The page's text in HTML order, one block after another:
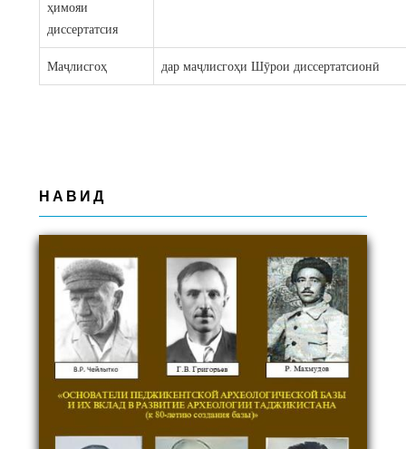
ҳимояи
диссертатсия
Маҷлисгоҳ дар маҷлисгоҳи Шӯрои диссертатсионӣ
НАВИД